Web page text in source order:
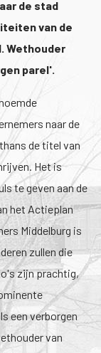
de stad
van de
Wethouder
parel'.
naar de
de titel van
Het is
te geven aan de
het Actieplan
Middelburg is
zullen die
zijn prachtig,
een verborgen
van